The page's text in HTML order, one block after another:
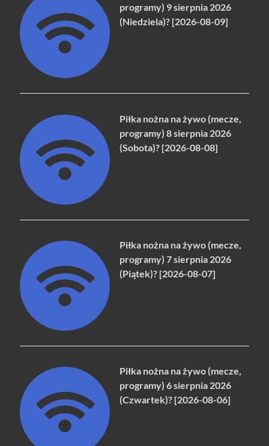
programy) 9 sierpnia 2026
(Niedziela)? [2026-08-09]
Piłka nożna na żywo (mecze,
programy) 8 sierpnia 2026
(Sobota)? [2026-08-08]
Piłka nożna na żywo (mecze,
programy) 7 sierpnia 2026
(Piątek)? [2026-08-07]
Piłka nożna na żywo (mecze,
programy) 6 sierpnia 2026
(Czwartek)? [2026-08-06]